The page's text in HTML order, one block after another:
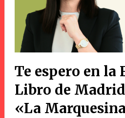
Te espero en la
Libro de
«La